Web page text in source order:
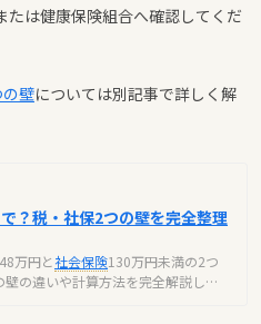
は健康保険組合へ確認してくだ
壁については別記事で詳しく解
？税・社保2つの壁を完全整理
万円と 社会保険130万円未満の2つ
の違いや計算方法を完全解説しま